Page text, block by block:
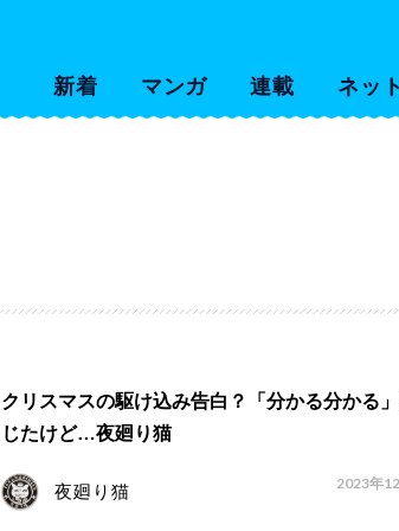
新着 マンガ 連載 ネッ
クリスマスの駆け込み告白？「分かる分かる
じたけど…夜廻り猫
夜廻り猫 2023年